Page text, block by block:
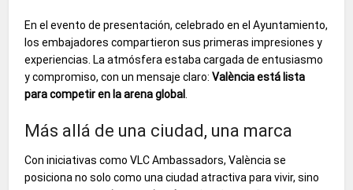
En el evento de presentación, celebrado en el Ayuntamiento,
los embajadores compartieron sus primeras impresiones y
experiencias. La atmósfera estaba cargada de entusiasmo
y compromiso, con un mensaje claro:València está lista
para competir en la arena global
Más allá de una ciudad, una marca
Con iniciativas como VLC Ambassadors, València se
posiciona no solo como una ciudad atractiva para vivir, sino